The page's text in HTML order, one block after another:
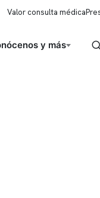
Valor consulta médica
y más